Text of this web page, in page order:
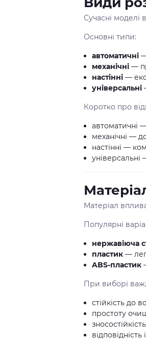
Сучасні моделі
Основні типи:
автоматичні
механічні —
настінні —
універсальні
Коротко про
автоматичні
механічні —
настінні —
універсальні
Матеріал
Популярні
нержавіюча
пластик —
ABS-пластик
При виборі
стійкість до
простоту
зносостійкість
відповідність